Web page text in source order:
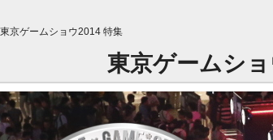
東京ゲームショウ2014 特集
東京ゲームシ